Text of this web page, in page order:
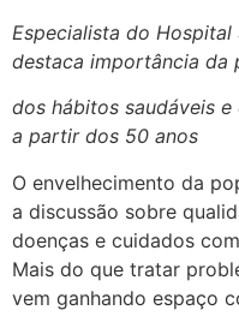
Especialista do Hospital
destaca importância da
dos hábitos saudáveis
a partir dos 50 anos
O envelhecimento da
a discussão sobre
doenças e cuidados
Mais do que tratar
vem ganhando espaço